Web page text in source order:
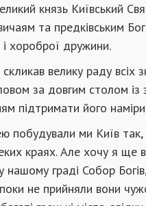
князь Київський
та предківським
хороброї дружини.
велику раду всіх
за довгим столом
підтримати його
ми Київ
краях. Але хочу я ще
граді Собор
не прийняли вони